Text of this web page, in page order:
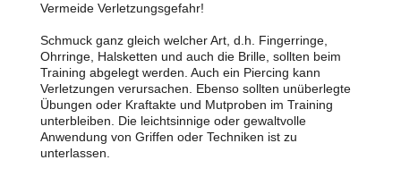
Vermeide Verletzungsgefahr!
Schmuck ganz gleich welcher Art, d.h. Fingerringe,
Ohrringe, Halsketten und auch die Brille, sollten beim
Training abgelegt werden. Auch ein Piercing kann
Verletzungen verursachen. Ebenso sollten unüberlegte
Übungen oder Kraftakte und Mutproben im Training
unterbleiben. Die leichtsinnige oder gewaltvolle
Anwendung von Griffen oder Techniken ist zu
unterlassen.